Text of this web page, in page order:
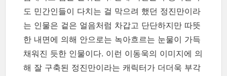
도 민간인들이 다치는 걸 막으려 했던 정진만이라
는 인물은 겉은 얼음처럼 차갑고 단단하지만 따뜻
한 내면에 의해 안으로는 녹아흐르는 눈물이 가득
채워진 듯한 인물이다. 이런 이동욱의 이미지에 의
해 잘 구축된 정진만이라는 캐릭터가 더더욱 부각